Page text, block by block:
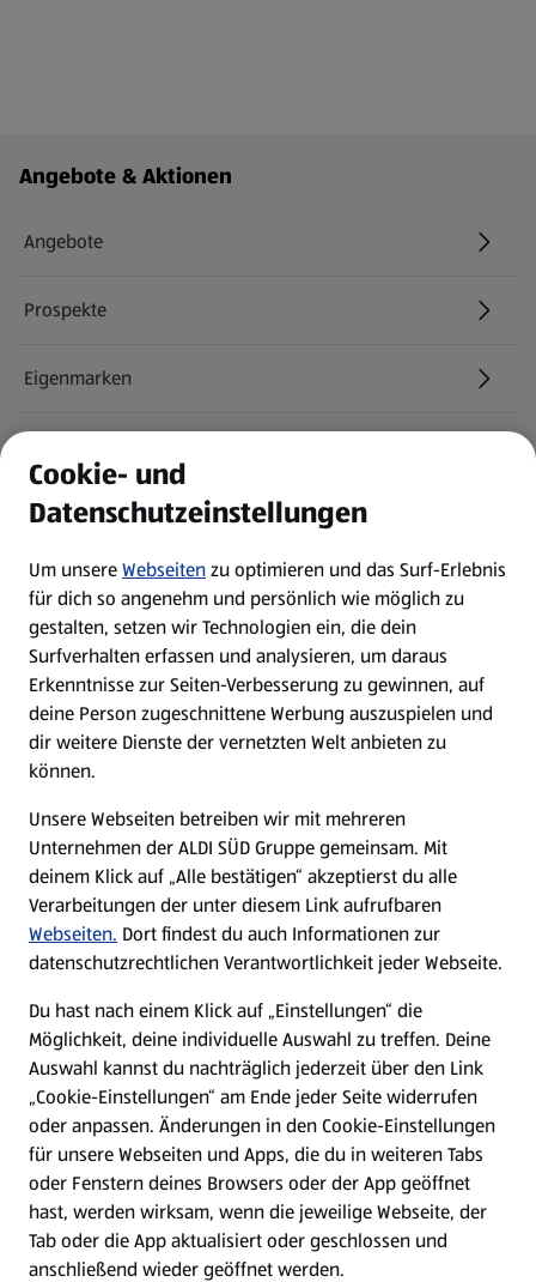
Fußzeilenmenü - weitere Links
Angebote & Aktionen
Angebote
Prospekte
Eigenmarken
Newsletter
WhatsApp
Über ALDI SÜD
Filialen
Nachhaltigkeit
Karriere
Presse
Hilfe & Kontakt
(öffnet in einem neuen Tab)
Unternehmen
Folge uns hier:
Cookie- und
Datenschutzeinstellungen
Um unsereWebseitenzu optimieren und das Surf-Erlebnis
für dich so angenehm und persönlich wie möglich zu
gestalten, setzen wir Technologien ein, die dein
Surfverhalten erfassen und analysieren, um daraus
Erkenntnisse zur Seiten-Verbesserung zu gewinnen, auf
deine Person zugeschnittene Werbung auszuspielen und
dir weitere Dienste der vernetzten Welt anbieten zu
können.
Unsere Webseiten betreiben wir mit mehreren
Unternehmen der ALDI SÜD Gruppe gemeinsam. Mit
deinem Klick auf „Alle bestätigen“ akzeptierst du alle
Verarbeitungen der unter diesem Link aufrufbaren
Webseiten. Dort findest du auch Informationen zur
datenschutzrechtlichen Verantwortlichkeit jeder Webseite.
Du hast nach einem Klick auf „Einstellungen“ die
Möglichkeit, deine individuelle Auswahl zu treffen. Deine
Auswahl kannst du nachträglich jederzeit über den Link
„Cookie-Einstellungen“ am Ende jeder Seite widerrufen
oder anpassen. Änderungen in den Cookie-Einstellungen
für unsere Webseiten und Apps, die du in weiteren Tabs
oder Fenstern deines Browsers oder der App geöffnet
hast, werden wirksam, wenn die jeweilige Webseite, der
Tab oder die App aktualisiert oder geschlossen und
anschließend wieder geöffnet werden.